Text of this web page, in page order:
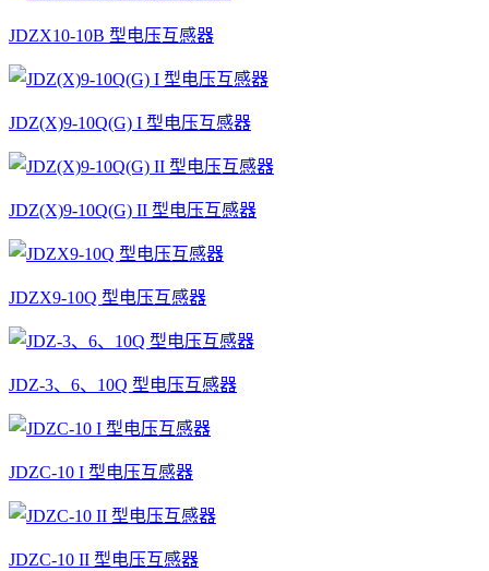
JDZX10-10B 型电压互感器
JDZ(X)9-10Q(G) I 型电压互感器
JDZ(X)9-10Q(G) II 型电压互感器
JDZX9-10Q 型电压互感器
JDZ-3、6、10Q 型电压互感器
JDZC-10 I 型电压互感器
JDZC-10 II 型电压互感器